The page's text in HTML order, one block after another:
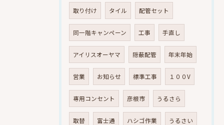
取り付け タイル 配管セット
同一階キャンペーン 工事 手直し
アイリスオーヤマ 隠蔽配管 年末年始
営業 お知らせ 標準工事 １００V
専用コンセント 彦根市 うるさら
取替 富士通 ハシゴ作業 うるさい